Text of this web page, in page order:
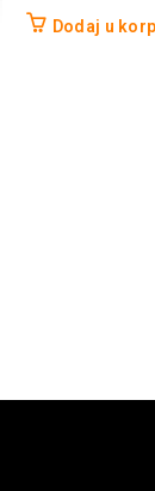
Dodaj u